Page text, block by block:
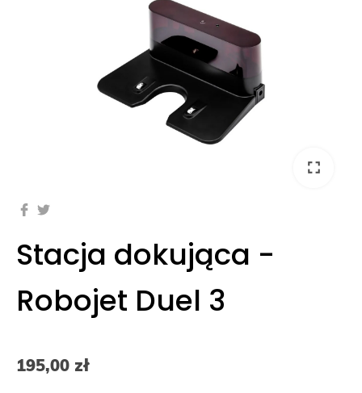
fullscreen
Stacja dokująca -
Robojet Duel 3
195,00 zł